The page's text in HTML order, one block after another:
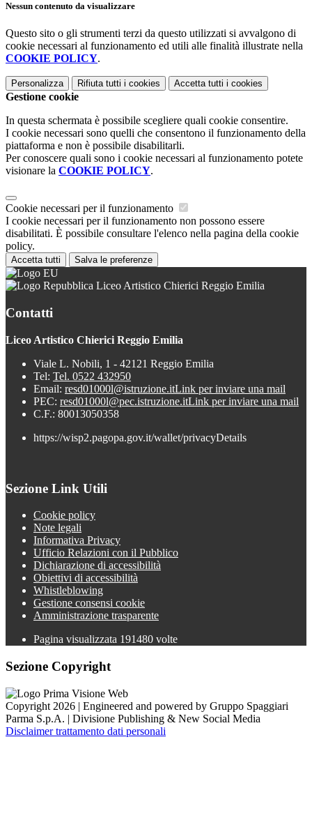
Nessun contenuto da visualizzare
Questo sito o gli strumenti terzi da questo utilizzati si avvalgono di
cookie necessari al funzionamento ed utili alle finalità illustrate nella
COOKIE POLICY.
Personalizza Rifiuta tutti i cookies Accetta tutti i cookies
Gestione cookie
In questa schermata è possibile scegliere quali cookie consentire.
I cookie necessari sono quelli che consentono il funzionamento della
piattaforma e non è possibile disabilitarli.
Per conoscere quali sono i cookie necessari al funzionamento potete
visionare la COOKIE POLICY.
Cookie necessari per il funzionamento
I cookie necessari per il funzionamento non possono essere
disabilitati. È possibile consultare l'elenco nella pagina della cookie
policy.
Accetta tutti Salva le preferenze
Liceo Artistico Chierici Reggio Emilia
Contatti
Liceo Artistico Chierici Reggio Emilia
Viale L. Nobili, 1 - 42121 Reggio Emilia
Tel: Tel. 0522 432950
Email: resd01000l@istruzione.itLink per inviare una mail
PEC: resd01000l@pec.istruzione.itLink per inviare una mail
C.F.: 80013050358
https://wisp2.pagopa.gov.it/wallet/privacyDetails
Sezione Link Utili
Cookie policy
Note legali
Informativa Privacy
Ufficio Relazioni con il Pubblico
Dichiarazione di accessibilità
Obiettivi di accessibilità
Whistleblowing
Gestione consensi cookie
Amministrazione trasparente
Pagina visualizzata 191480 volte
Sezione Copyright
Copyright 2026 | Engineered and powered by Gruppo Spaggiari
Parma S.p.A. | Divisione Publishing & New Social Media
Disclaimer trattamento dati personali